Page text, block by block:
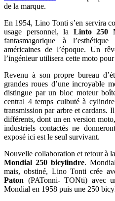
de la marque.
En 1954, Lino Tonti s’en servira
usage personnel, la Linto 250
fantasmagorique à
américaines de l’époque. Un
l’ingénieur utilisera cette moto
Revenu à son propre bureau
grandes roues d’une incroyable
distingue par un bloc moteur
central 4 temps culbuté à
transmission par arbre et cardans.
différents, dont un en version
industriels contactés ne
exposé ici est le seul survivant.
Nouvelle collaboration et retour à
Mondial 250 bicylindre.
mais, obstiné, Lino Tonti crée
Paton (PATonni- TONti) avec
Mondial en 1958 puis une 250